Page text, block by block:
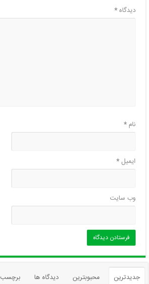
دیدگاه*
نام*
ایمیل*
وب‌ سایت
جدیدترین محبوبترین دیدگاه ها
برچسب